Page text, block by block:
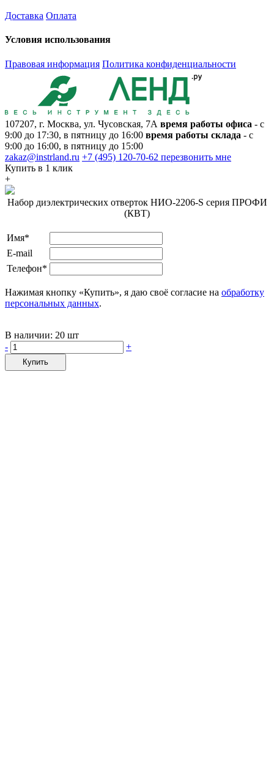
Доставка Оплата
Условия использования
Правовая информация Политика конфиденциальности
107207, г. Москва, ул. Чусовская, 7А время работы офиса - с
9:00 до 17:30, в пятницу до 16:00 время работы склада - с
9:00 до 16:00, в пятницу до 15:00
zakaz@instrland.ru +7 (495) 120-70-62 перезвонить мне
Купить в 1 клик
+
Набор диэлектрических отверток НИО-2206-S серия ПРОФИ
(КВТ)
Имя*
E-mail
Телефон*
Нажимая кнопку «Купить», я даю своё согласие на обработку
персональных данных.
В наличии: 20 шт
-
+
Купить